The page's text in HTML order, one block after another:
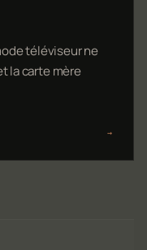
téléviseur ne
la carte mère
→